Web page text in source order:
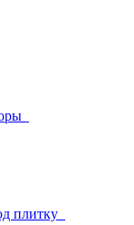
плитку